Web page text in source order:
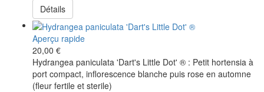
Détails
Aperçu rapide
20,00 €
Hydrangea paniculata 'Dart's Little Dot' ® : Petit hortensia à
port compact, inflorescence blanche puis rose en automne
(fleur fertile et sterile)